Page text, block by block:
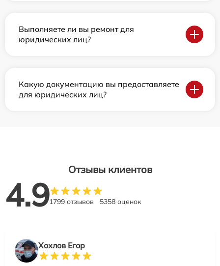
Выполняете ли вы ремонт для
юридических лиц?
Какую документацию вы предоставляете
для юридических лиц?
Отзывы клиентов
4.91799 отзывов 5358 оценок
Хохлов Егор